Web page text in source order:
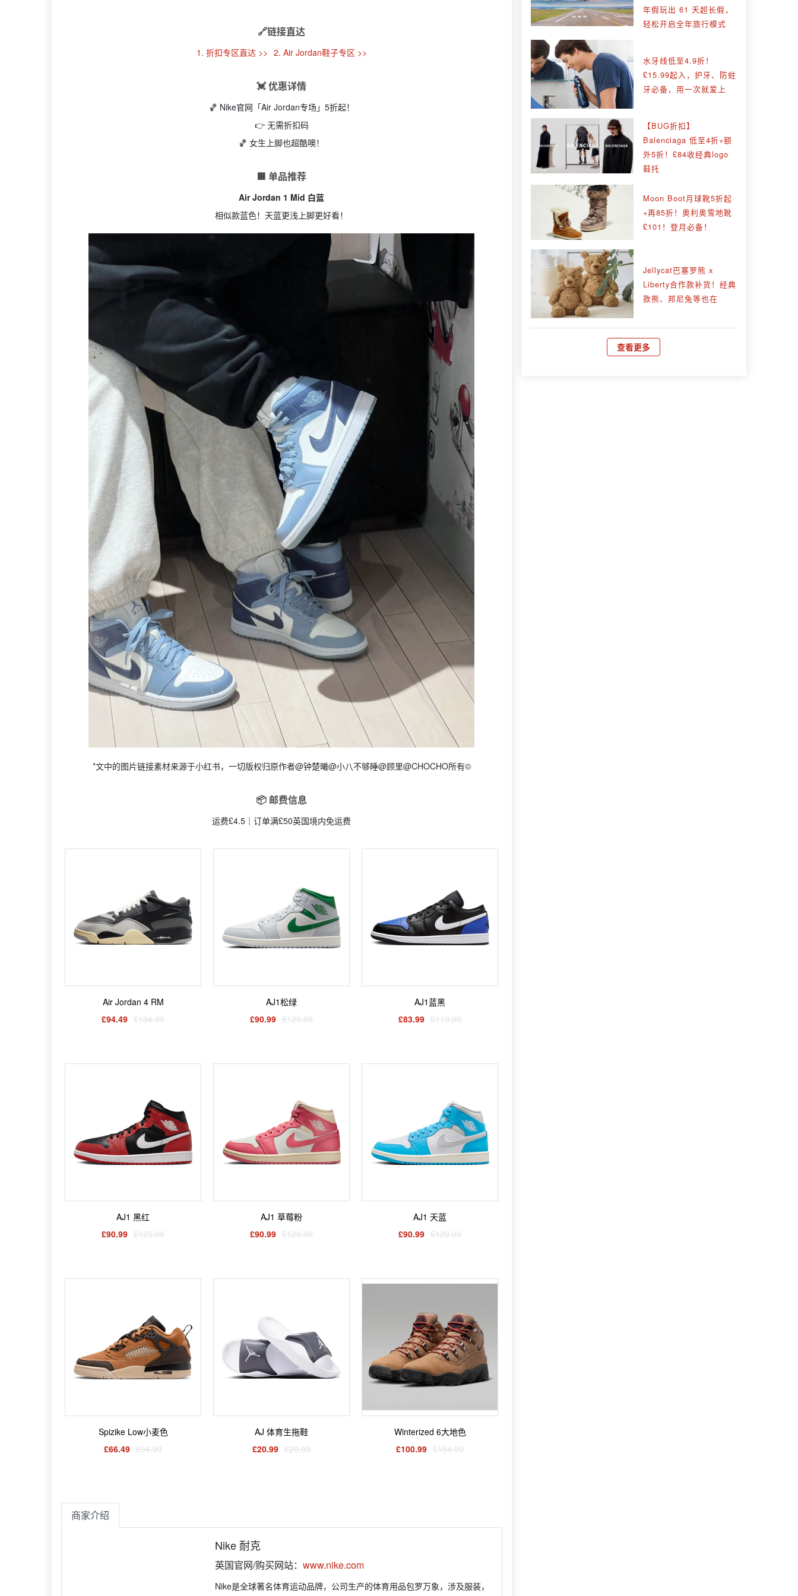
🔗链接直达
1. 折扣专区直达 >> 2. Air Jordan鞋子专区 >>
💓 优惠详情
🏀 Nike官网「Air Jordan专场」5折起！
👉 无需折扣码
🏀 女生上脚也超酷噢！
🟩 单品推荐
Air Jordan 1 Mid 白蓝
相似款蓝色！天蓝更浅上脚更好看！
*文中的图片链接素材来源于小红书，一切版权归原作者@钟楚曦@小八不够睡@顾里@CHOCHO所有©
📦 邮费信息
运费£4.5｜订单满£50英国境内免运费
Air Jordan 4 RM
£94.49 £134.99
AJ1松绿
£90.99 £129.99
AJ1蓝黑
£83.99 £119.99
AJ1 黑红
£90.99 £129.99
AJ1 草莓粉
£90.99 £129.99
AJ1 天蓝
£90.99 £129.99
Spizike Low小麦色
£66.49 £94.99
AJ 体育生拖鞋
£20.99 £29.99
Winterized 6大地色
£100.99 £154.99
商家介绍
Nike 耐克
英国官网/购买网站： www.nike.com
Nike是全球著名体育运动品牌，公司生产的体育用品包罗万象，涉及服装，
年假玩出 61 天超长假，
轻松开启全年旅行模式
水牙线低至4.9折！
£15.99起入，护牙、防蛀
牙必备，用一次就爱上
【BUG折扣】
Balenciaga 低至4折+额
外5折！£84收经典logo
鞋托
Moon Boot月球靴5折起
+再85折！奥利奥雪地靴
£101！登月必备！
Jellycat巴塞罗熊 x
Liberty合作款补货！经典
款熊、邦尼兔等也在
查看更多